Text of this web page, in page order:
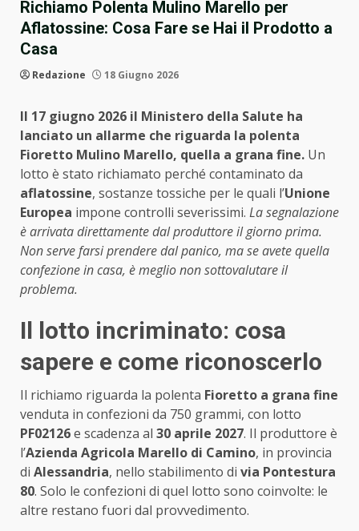
Richiamo Polenta Mulino Marello per
Aflatossine: Cosa Fare se Hai il Prodotto a
Casa
Redazione 18 Giugno 2026
Il 17 giugno 2026 il Ministero della Salute ha
lanciato un allarme che riguarda la polenta
Fioretto Mulino Marello, quella a grana fine. Un
lotto è stato richiamato perché contaminato da
aflatossine, sostanze tossiche per le quali l’Unione
Europea impone controlli severissimi. La segnalazione
è arrivata direttamente dal produttore il giorno prima.
Non serve farsi prendere dal panico, ma se avete quella
confezione in casa, è meglio non sottovalutare il
problema.
Il lotto incriminato: cosa
sapere e come riconoscerlo
Il richiamo riguarda la polenta Fioretto a grana fine
venduta in confezioni da 750 grammi, con lotto
PF02126e scadenza al 30 aprile 2027. Il produttore è
l’Azienda Agricola Marello di Camino, in provincia
di Alessandria, nello stabilimento di via Pontestura
80. Solo le confezioni di quel lotto sono coinvolte: le
altre restano fuori dal provvedimento.